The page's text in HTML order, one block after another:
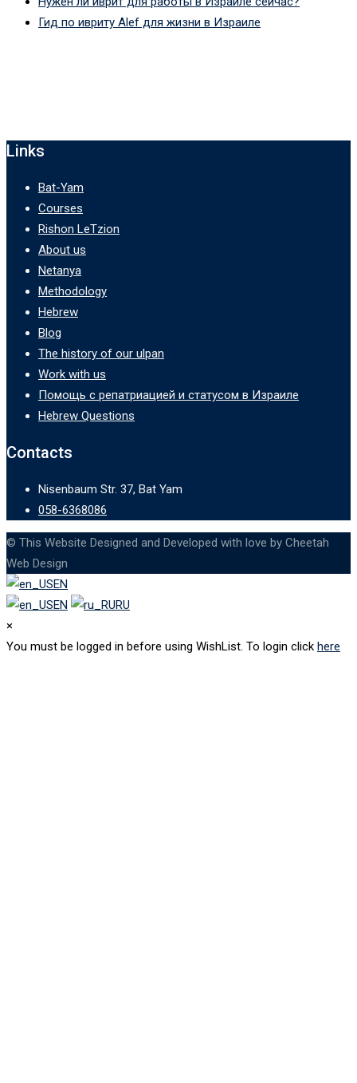
Гид по ивриту Alef для жизни в Израиле
Links
Bat-Yam
Courses
Rishon LeTzion
About us
Netanya
Methodology
Hebrew
Blog
The history of our ulpan
Work with us
Помощь с репатриацией и статусом в Израиле
Hebrew Questions
Contacts
Nisenbaum Str. 37, Bat Yam
058-6368086
© This Website Designed and Developed with love by Cheetah
Web Design
EN
EN
RU
×
You must be logged in before using WishList. To login click here